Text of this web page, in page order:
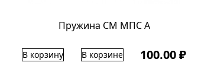
Пружина СМ МПС А
В корзину В корзине 100.00 ₽